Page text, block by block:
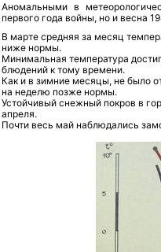
Аномальными в
первого года войны, но и весна
В марте средняя за месяц
ниже нормы.
Минимальная темпера­тура
блюдений к тому времени.
Как и в зимние месяцы, не было
на неделю позже нормы.
Устойчивый снежный покров в
апреля.
Почти весь май наблюдались